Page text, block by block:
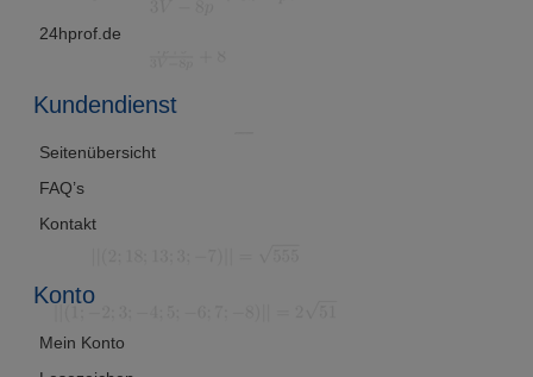
24hprof.de
Kundendienst
Seitenübersicht
FAQ’s
Kontakt
Konto
Mein Konto